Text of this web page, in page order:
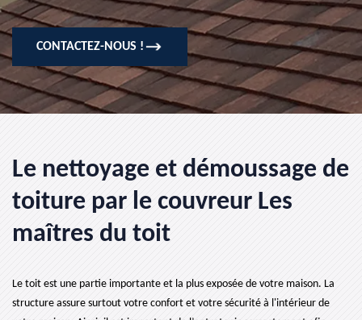
CONTACTEZ-NOUS !
Le nettoyage et démoussage de
toiture par le couvreur Les
maîtres du toit
Le toit est une partie importante et la plus exposée de votre maison. La
structure assure surtout votre confort et votre sécurité à l'intérieur de